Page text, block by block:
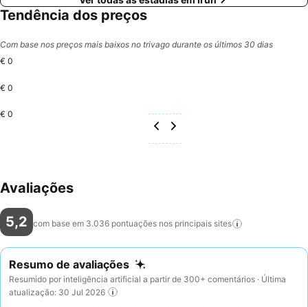
Tendência dos preços
Com base nos preços mais baixos no trivago durante os últimos 30 dias
€ 0
€ 0
€ 0
Avaliações
5,2 com base em 3.036 pontuações nos principais sites
Resumo de avaliações
Resumido por inteligência artificial a partir de 300+ comentários · Última
atualização: 30 Jul 2026